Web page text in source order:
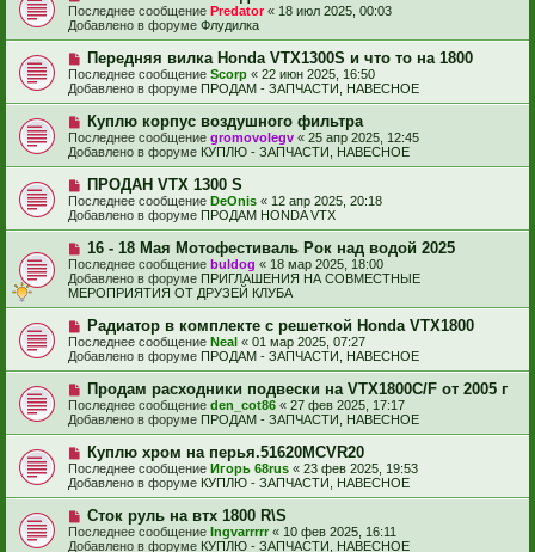
е
н
и
е
о
о
б
щ
е
н
и
е
о
в
е
с
о
о
б
щ
е
н
и
е
Последнее сообщение Predator« 18 июл 2025, 00:03
Добавлено в форуме Флудилка
Н
о
в
е
с
о
о
б
щ
е
н
и
е
Передняя вилка Honda VTX1300S и что то на 1800
Последнее сообщение Scorp « 22 июн 2025, 16:50
Добавлено в форуме ПРОДАМ - ЗАПЧАСТИ, НАВЕСНОЕ
Н
о
в
е
с
о
о
б
щ
е
н
и
е
Куплю корпус воздушного фильтра
Последнее сообщение gromovolegv « 25 апр 2025, 12:45
Добавлено в форуме КУПЛЮ - ЗАПЧАСТИ, НАВЕСНОЕ
Н
о
в
с
о
о
б
щ
н
и
е
ПРОДАН VTX 1300 S
Последнее сообщение DeOnis « 12 апр 2025, 20:18
Добавлено в форуме ПРОДАМ HONDA VTX
Н
о
в
о
с
о
о
б
щ
н
и
е
16 - 18 Мая Мотофестиваль Рок над водой 2025
Последнее сообщение buldog « 18 мар 2025, 18:00
Добавлено в форуме ПРИГЛАШЕНИЯ НА СОВМЕСТНЫЕ
МЕРОПРИЯТИЯ ОТ ДРУЗЕЙ КЛУБА
Н
о
в
е
с
о
о
б
щ
е
н
и
е
Радиатор в комплекте с решеткой Honda VTX1800
Последнее сообщение Neal « 01 мар 2025, 07:27
Добавлено в форуме ПРОДАМ - ЗАПЧАСТИ, НАВЕСНОЕ
Н
о
в
е
с
о
о
б
щ
е
н
Продам расходники подвески на VTX1800C/F от 2005 г
Последнее сообщение den_cot86 « 27 фев 2025, 17:17
Добавлено в форуме ПРОДАМ - ЗАПЧАСТИ, НАВЕСНОЕ
Н
о
в
с
о
Куплю хром на перья.51620MCVR20
Последнее сообщение Игорь 68rus « 23 фев 2025, 19:53
Добавлено в форуме КУПЛЮ - ЗАПЧАСТИ, НАВЕСНОЕ
Н
о
в
Сток руль на втх 1800 R\S
Последнее сообщение Ingvarrrrr « 10 фев 2025, 16:11
Добавлено в форуме КУПЛЮ - ЗАПЧАСТИ, НАВЕСНОЕ